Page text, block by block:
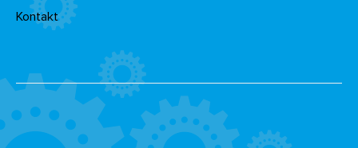
Kontakt